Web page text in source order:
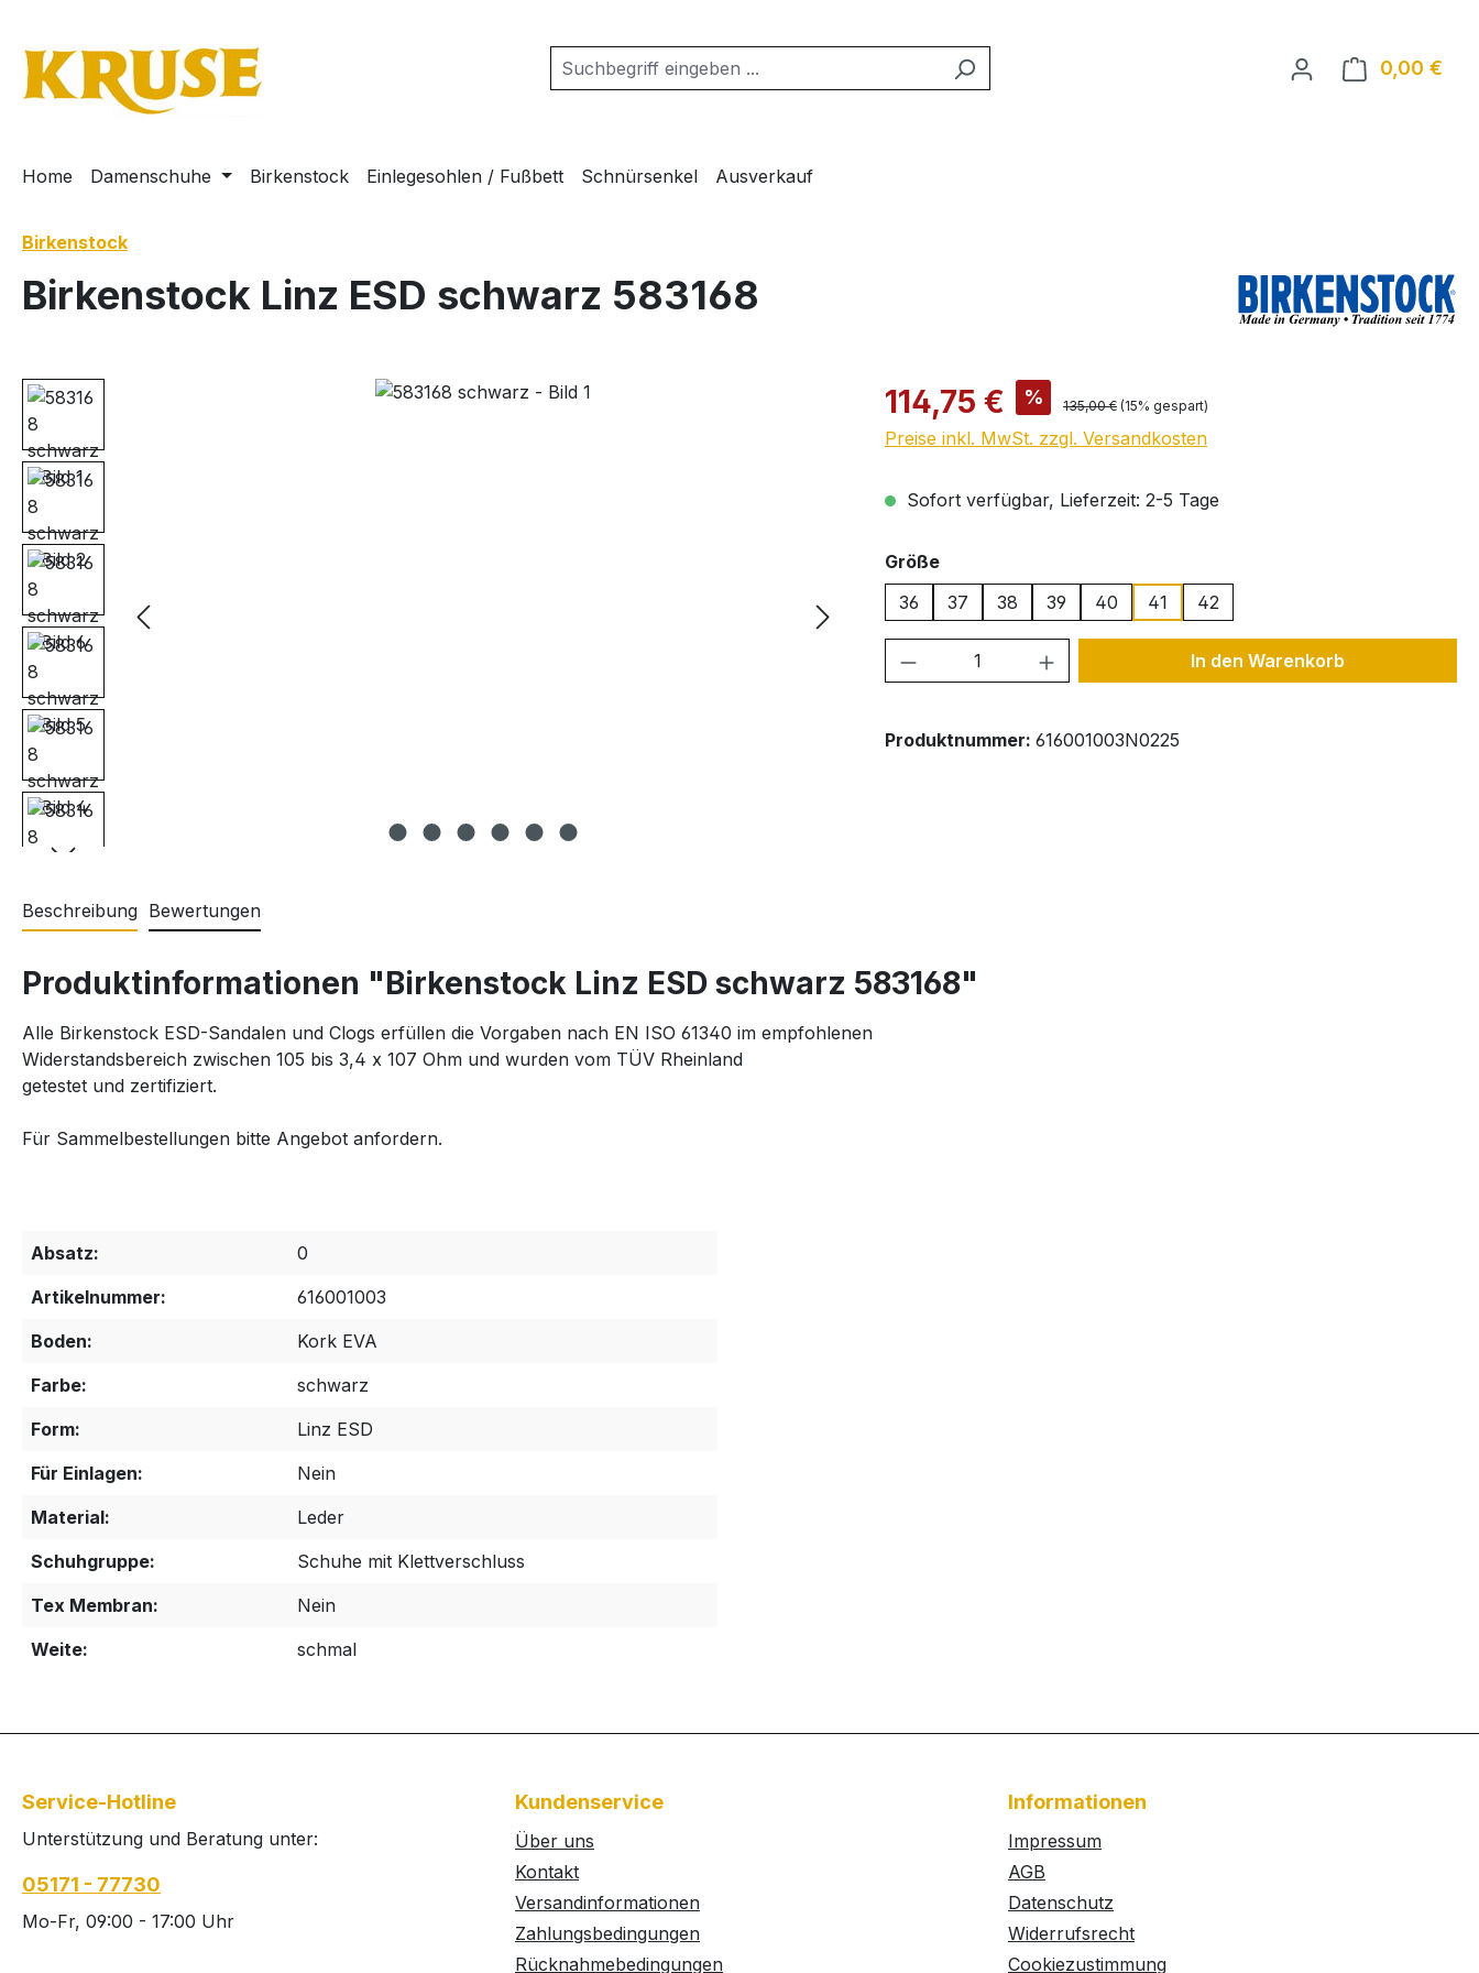
0,00 €
Home Damenschuhe Birkenstock Einlegesohlen / Fußbett Schnürsenkel Ausverkauf
Birkenstock
Birkenstock Linz ESD schwarz 583168
Bildergalerie überspringen Verkaufspreis:
114,75 € % Regulärer Preis:
135,00 € (15% gespart)
Preise inkl. MwSt. zzgl. Versandkosten
Sofort verfügbar, Lieferzeit: 2-5 Tage
Größeauswählen
36
37 38 39 40 41 42
Produkt Anzahl: Gib den gewünschten Wert
In den Warenkorb
Produktnummer: 616001003N0225
Beschreibung Bewertungen
Produktinformationen "Birkenstock Linz ESD schwarz 583168"
Alle Birkenstock ESD-Sandalen und Clogs erfüllen die Vorgaben nach EN ISO 61340 im empfohlenen
Widerstandsbereich zwischen 105 bis 3,4 x 107 Ohm und wurden vom TÜV Rheinland
getestet und zertifiziert.
Für Sammelbestellungen bitte Angebot anfordern.
Absatz:
0
Artikelnummer:
616001003
Boden:
Kork EVA
Farbe:
schwarz
Form:
Linz ESD
Für Einlagen:
Nein
Material:
Leder
Schuhgruppe:
Schuhe mit Klettverschluss
Tex Membran:
Nein
Weite:
schmal
Service-Hotline
Unterstützung und Beratung unter:
05171 - 77730
Mo-Fr, 09:00 - 17:00 Uhr
Kundenservice
Über uns
Kontakt
Versandinformationen
Zahlungsbedingungen
Rücknahmebedingungen
Informationen
Impressum
AGB
Datenschutz
Widerrufsrecht
Cookiezustimmung